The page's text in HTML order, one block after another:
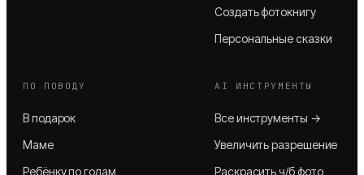
Создать фотокнигу
Персональные сказки
ПО ПОВОДУ
В подарок
Маме
Ребёнку по годам
AI ИНСТРУМЕНТЫ
Все инструменты →
Увеличить разрешение
Раскрасить ч/б фото